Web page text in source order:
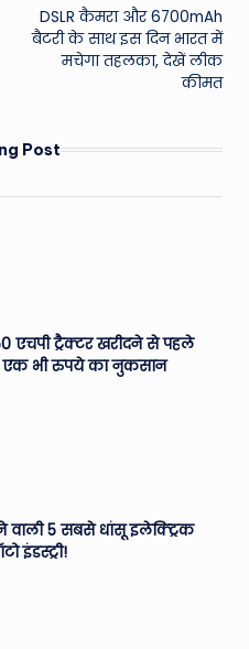
DSLR कैमरा और 6700mAh
बैटरी के साथ इस दिन भारत में
मचेगा तहलका, देखें लीक
कीमत
Post
एचपी ट्रैक्टर खरीदने से पहले
एक भी रुपये का नुकसान
5 सबसे धांसू इलेक्ट्रिक
इंडस्ट्री!